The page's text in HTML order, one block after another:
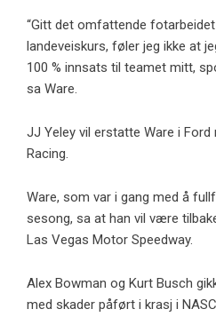
“Gitt det omfattende
landeveiskurs, føler jeg ikke at
100 % innsats til teamet mitt,
sa Ware.
JJ Yeley vil erstatte Ware i Ford
Racing.
Ware, som var i gang med å
sesong, sa at han vil være
Las Vegas Motor Speedway.
Alex Bowman og Kurt Busch
med skader påført i krasj i